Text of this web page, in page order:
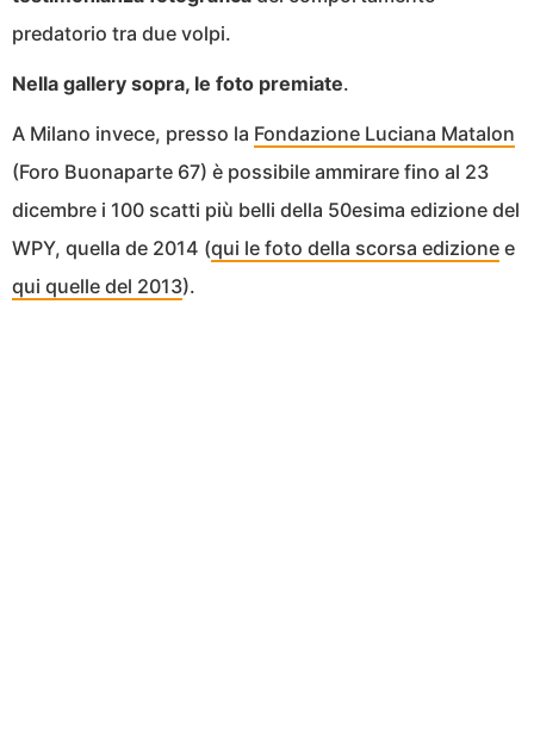
predatorio tra due volpi.
Nella gallery sopra, le foto premiate.
A Milano invece, presso la Fondazione Luciana Matalon
(Foro Buonaparte 67) è possibile ammirare fino al 23
dicembre i 100 scatti più belli della 50esima edizione del
WPY, quella de 2014 (qui le foto della scorsa edizione e
qui quelle del 2013).